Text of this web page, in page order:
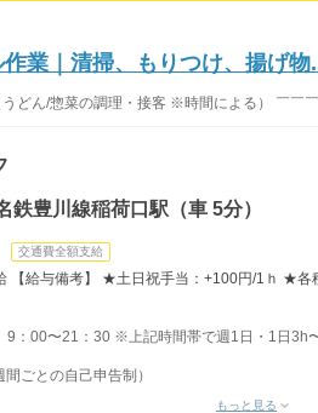
業｜清掃、もりつけ、揚げ物
どん/惣菜の調理・接客 ※時間による） ￣￣
鉄豊川線稲荷口駅（車 5分）
交通費全額支給
【給与備考】 ★土日祝手当：+100円/1ｈ ★各
9：00〜21：30 ※上記時間帯で週1日・1日3h
ごとの自己申告制）
もっと見る